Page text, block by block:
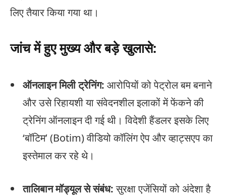
लिए तैयार किया गया था।
जांच में हुए मुख्य और बड़े खुलासे:
ऑनलाइन मिली ट्रेनिंग: आरोपियों को पेट्रोल बम बनाने
और उसे रिहायशी या संवेदनशील इलाकों में फेंकने की
ट्रेनिंग ऑनलाइन दी गई थी। विदेशी हैंडलर इसके लिए
‘बॉटिम’ (Botim) वीडियो कॉलिंग ऐप और व्हाट्सएप का
इस्तेमाल कर रहे थे।
तालिबान मॉड्यूल से संबंध:सुरक्षा एजेंसियों को अंदेशा है